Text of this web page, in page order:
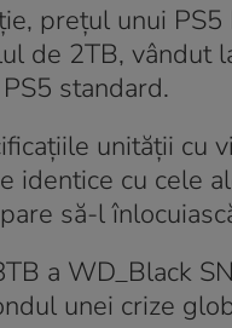
prețul unui
de 2TB,
standard.
unității cu
identice cu cele
să-l
a WD_Black
unei crize